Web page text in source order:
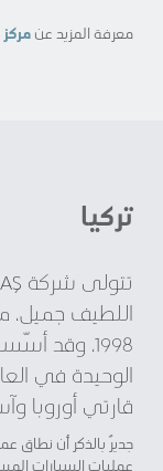
معرفة المزيد عن
تركيا
اللطيف جميل،
1998، وقد
الوحيدة في
قارتي أوروبا
جديرٌ بالذكر أن نطاق
عمليات السيارات